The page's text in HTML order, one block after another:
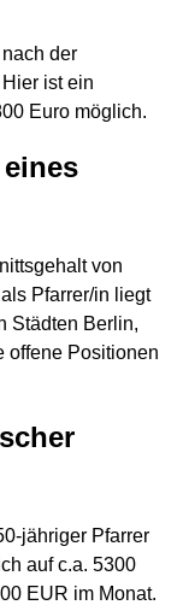
der
ist ein
Euro möglich.
von
Pfarrer/in liegt
Städten Berlin,
offene Positionen
jähriger Pfarrer
auf c.a. 5300
EUR im Monat.